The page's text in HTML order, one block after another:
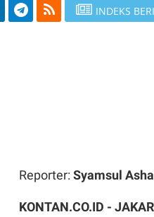
INDEKS
Reporter: Syamsul
KONTAN.CO.ID -